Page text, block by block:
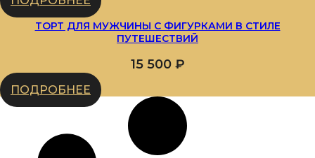
ТОРТ ДЛЯ МУЖЧИНЫ С ФИГУРКАМИ В СТИЛЕ
ПУТЕШЕСТВИЙ
15 500 ₽
ПОДРОБНЕЕ